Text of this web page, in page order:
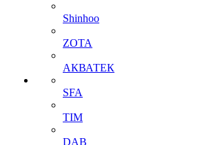
Shinhoo
ZOTA
АКВАТЕК
SFA
TIM
DAB